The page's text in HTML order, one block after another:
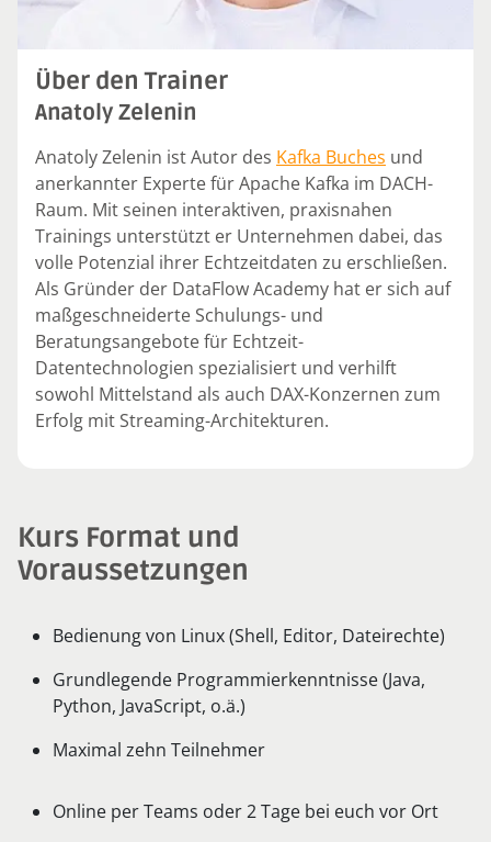
Über den Trainer
Anatoly Zelenin
Anatoly Zelenin ist Autor des Kafka Buches und
anerkannter Experte für Apache Kafka im DACH-
Raum. Mit seinen interaktiven, praxisnahen
Trainings unterstützt er Unternehmen dabei, das
volle Potenzial ihrer Echtzeitdaten zu erschließen.
Als Gründer der DataFlow Academy hat er sich auf
maßgeschneiderte Schulungs- und
Beratungsangebote für Echtzeit-
Datentechnologien spezialisiert und verhilft
sowohl Mittelstand als auch DAX-Konzernen zum
Erfolg mit Streaming-Architekturen.
Kurs Format und
Voraussetzungen
Bedienung von Linux (Shell, Editor, Dateirechte)
Grundlegende Programmierkenntnisse (Java,
Python, JavaScript, o.ä.)
Maximal zehn Teilnehmer
Online per Teams oder 2 Tage bei euch vor Ort